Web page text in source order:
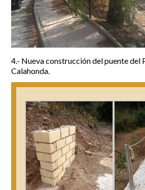
4.- Nueva construcción del puente del
Calahonda.